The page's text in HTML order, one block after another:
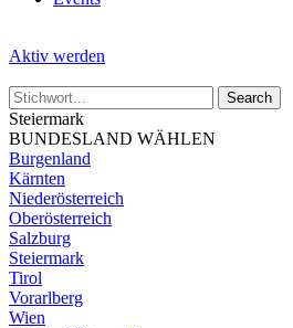
Aktiv werden
Steiermark
BUNDESLAND WÄHLEN
Burgenland
Kärnten
Niederösterreich
Oberösterreich
Salzburg
Steiermark
Tirol
Vorarlberg
Wien